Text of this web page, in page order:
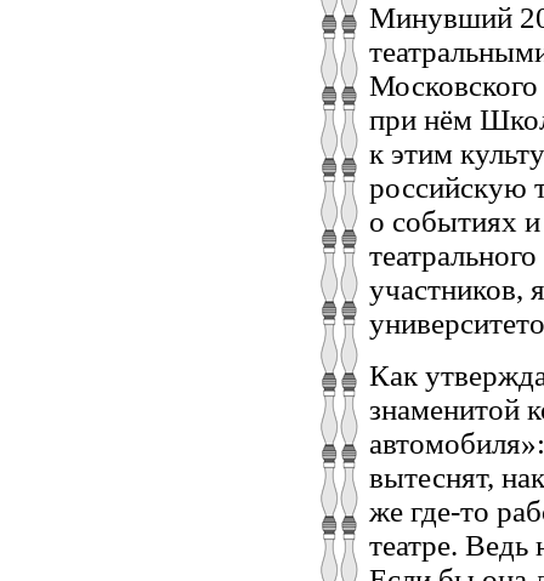
Минувший
Московского
при нём
к этим
российскую
о событиях
участников,
Как
знаменитой
вытеснят,
же где-то
театре.